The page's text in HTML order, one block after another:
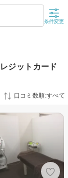
条件変更
ジットカード
口コミ数順:すべて